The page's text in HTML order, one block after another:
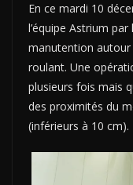
En ce mardi 10
l’équipe Astrium
manutention
roulant. Une
plusieurs fois mais
des proximités du
(inférieurs à 10 cm).